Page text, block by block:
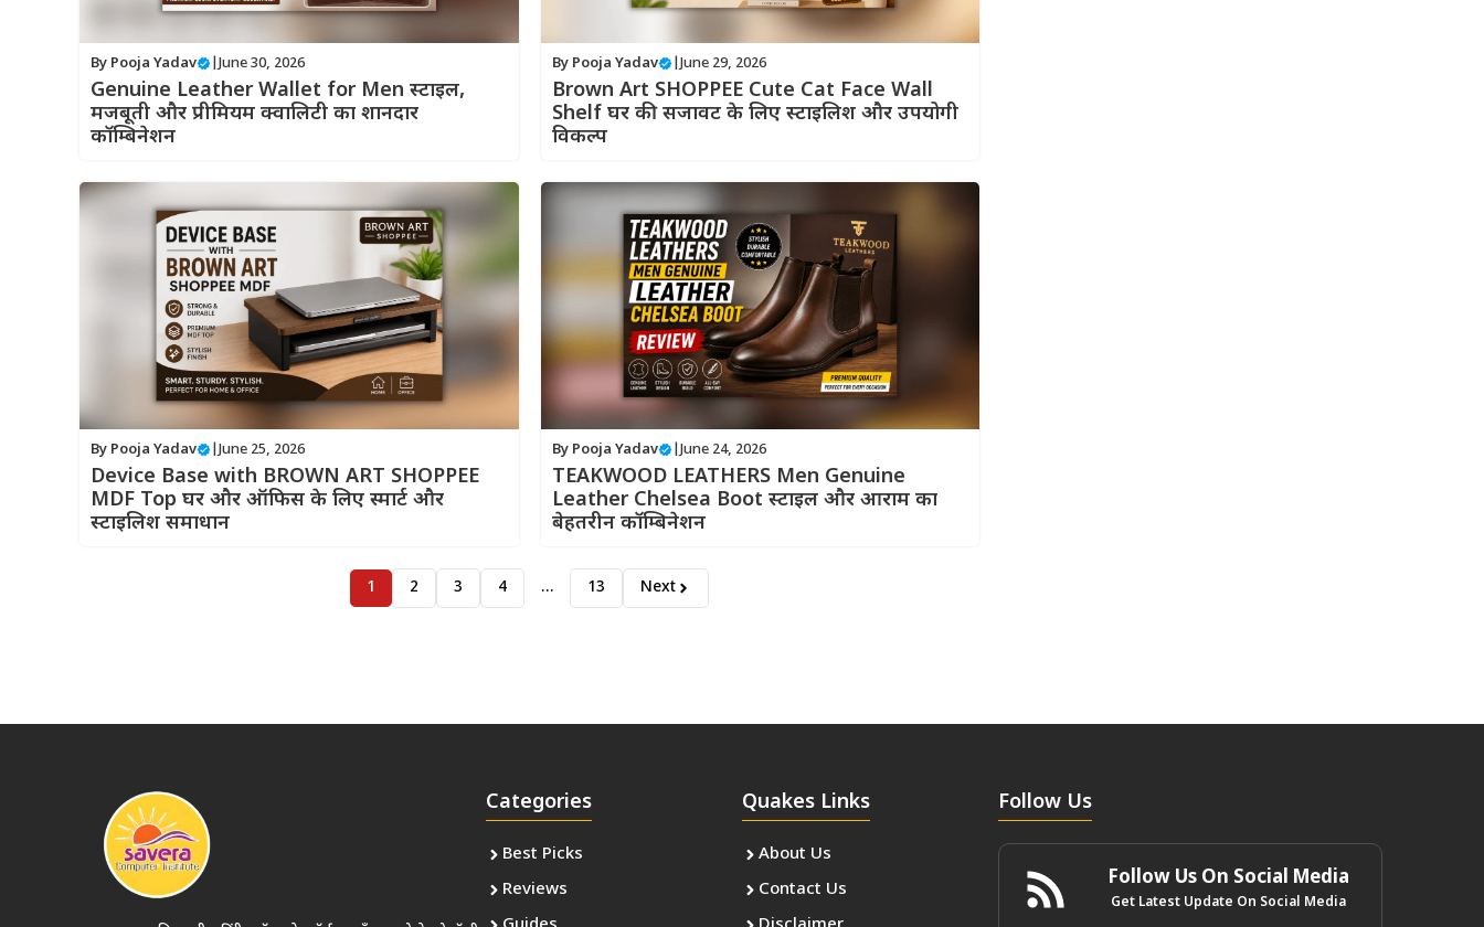
By Pooja Yadav June 30, 2026
Genuine Leather Wallet for Men स्टाइल,
मजबूती और प्रीमियम क्वालिटी का शानदार
कॉम्बिनेशन
By Pooja Yadav | June 29, 2026
Brown Art SHOPPEE Cute Cat Face Wall
Shelf घर की सजावट के लिए स्टाइलिश और उपयोगी
विकल्प
By Pooja Yadav June 25, 2026
Device Base with BROWN ART SHOPPEE
MDF Top घर और ऑफिस के लिए स्मार्ट और
स्टाइलिश समाधान
By Pooja Yadav | June 24, 2026
TEAKWOOD LEATHERS Men Genuine
Leather Chelsea Boot स्टाइल और आराम का
बेहतरीन कॉम्बिनेशन
1 2 3 4 … 13 Next
Categories
Best Picks
Reviews
Quakes Links
About Us
Contact Us
Follow Us
Follow Us On Social Media
Get Latest Update On Social Media